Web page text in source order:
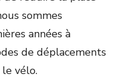
sommes
années à
de déplacements
vélo.